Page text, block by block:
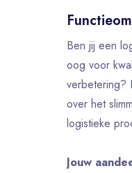
Ben jij een
oog voor
verbetering?
over het
logistieke
Jouw